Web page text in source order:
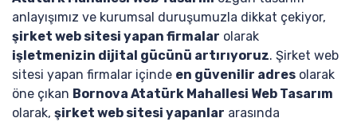
anlayışımız ve kurumsal duruşumuzla dikkat çekiyor,
şirket web sitesi yapan firmalar olarak
işletmenizin dijital gücünü artırıyoruz. Şirket web
sitesi yapan firmalar içinde en güvenilir adres olarak
öne çıkan Bornova Atatürk Mahallesi Web Tasarım
olarak, şirket web sitesi yapanlar arasında